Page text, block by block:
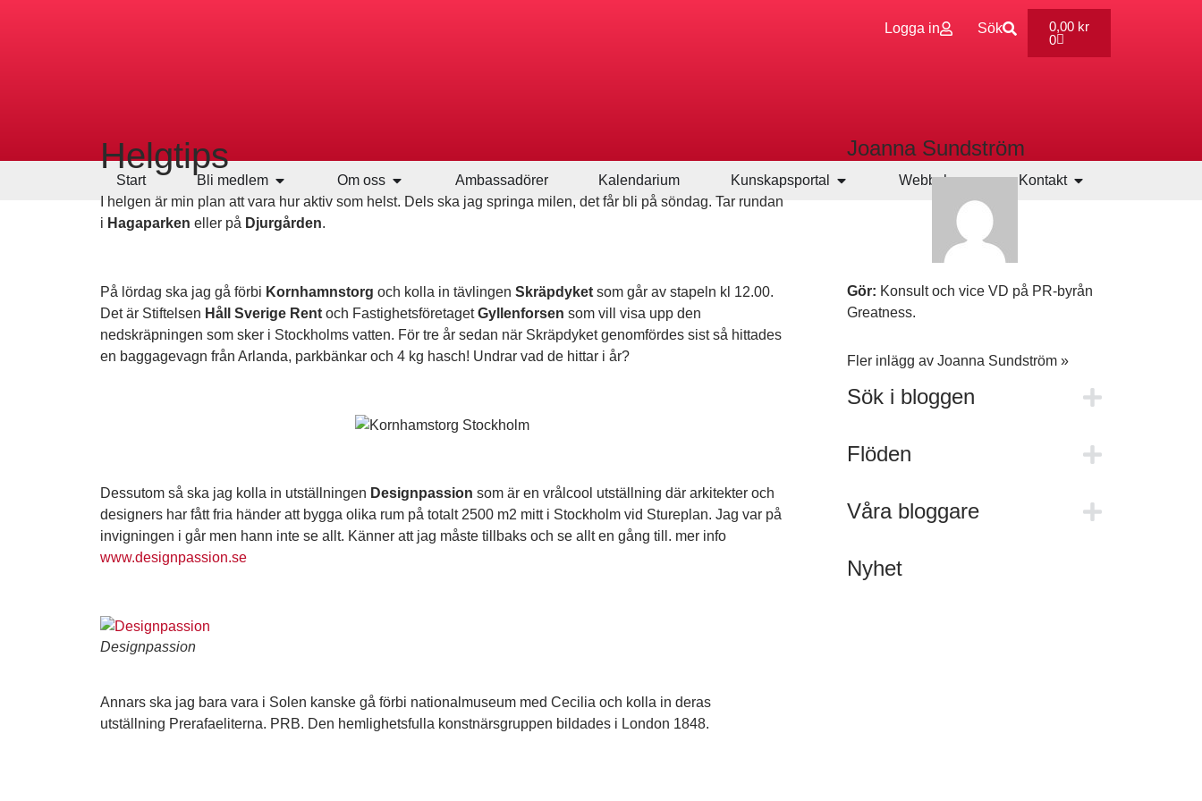
Logga in Sök 0,00 kr
0
Start Bli medlem Om oss Ambassadörer Kalendarium Kunskapsportal Webbshop Kontakt
Helgtips
I helgen är min plan att vara hur aktiv som helst. Dels ska jag springa milen, det får bli på söndag. Tar rundan
i Hagaparken eller på Djurgården.
På lördag ska jag gå förbi Kornhamnstorg och kolla in tävlingen Skräpdyket som går av stapeln kl 12.00.
Det är Stiftelsen Håll Sverige Rent och FastighetsföretagetGyllenforsen som vill visa upp den
nedskräpningen som sker i Stockholms vatten. För tre år sedan när Skräpdyket genomfördes sist så hittades
en baggagevagn från Arlanda, parkbänkar och 4 kg hasch! Undrar vad de hittar i år?
Dessutom så ska jag kolla in utställningen Designpassion som är en vrålcool utställning där arkitekter och
designers har fått fria händer att bygga olika rum på totalt 2500 m2 mitt i Stockholm vid Stureplan. Jag var på
invigningen i går men hann inte se allt. Känner att jag måste tillbaks och se allt en gång till. mer info
www.designpassion.se
Designpassion
Annars ska jag bara vara i Solen kanske gå förbi nationalmuseum med Cecilia och kolla in deras
utställning Prerafaeliterna. PRB. Den hemlighetsfulla konstnärsgruppen bildades i London 1848.
Joanna Sundström
Gör: Konsult och vice VD på PR-byrån
Greatness.
Fler inlägg av Joanna Sundström »
Sök i bloggen
Flöden
Våra bloggare
Nyhet